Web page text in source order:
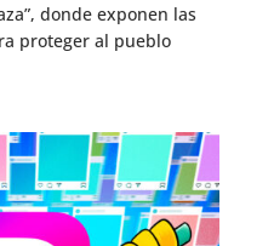
donde exponen las
proteger al pueblo